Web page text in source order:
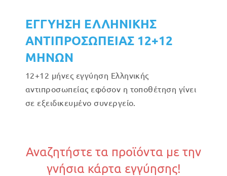
ΕΓΓΥΗΣΗ ΕΛΛΗΝΙΚΗΣ
ΑΝΤΙΠΡΟΣΩΠΕΙΑΣ 12+12
ΜΗΝΩΝ
12+12 μήνες εγγύηση Ελληνικής
αντιπροσωπείας εφόσον η τοποθέτηση γίνει
σε εξειδικευμένο συνεργείο.
Αναζητήστε τα προϊόντα με την
γνήσια κάρτα εγγύησης!